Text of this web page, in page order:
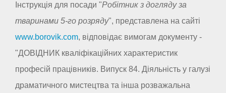
Інструкція для посади "Робітник з догляду за
тваринами 5-го розряду", представлена на сайті
www.borovik.com, відповідає вимогам документу -
"ДОВІДНИК кваліфікаційних характеристик
професій працівників. Випуск 84. Діяльність у галузі
драматичного мистецтва та інша розважальна